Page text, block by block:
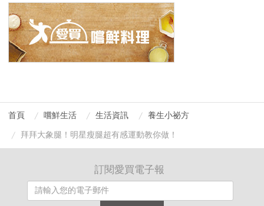
首頁 嚐鮮生活 生活資訊
養生小祕方
拜拜大象腿！明星瘦腿超有感運動教你做！
訂閱愛買電子報